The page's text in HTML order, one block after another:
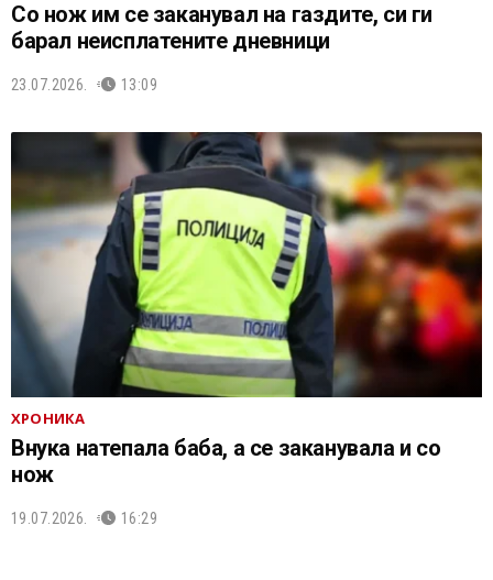
Со нож им се заканувал на газдите, си ги
барал неисплатените дневници
23.07.2026. 13:09
ХРОНИКА
Внука натепала баба, а се заканувала и со
нож
19.07.2026. 16:29